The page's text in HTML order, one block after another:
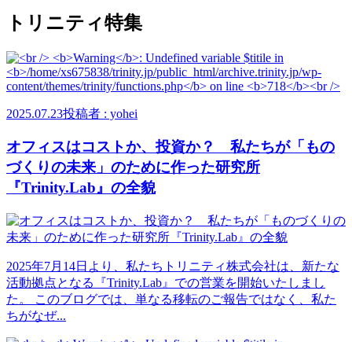
トリニティ特集
2025.07.23投稿者 : yohei
オフィスはコストか、投資か？ 私たちが「もの
づくりの未来」のために作った研究所
『Trinity.Lab』の全貌
2025年7月14日より、私たちトリニティ株式会社は、新たな
活動拠点となる『Trinity.Lab』での営業を開始いたしまし
た。 このブログでは、単なる移転のご報告ではなく、私た
ちがなぜ...